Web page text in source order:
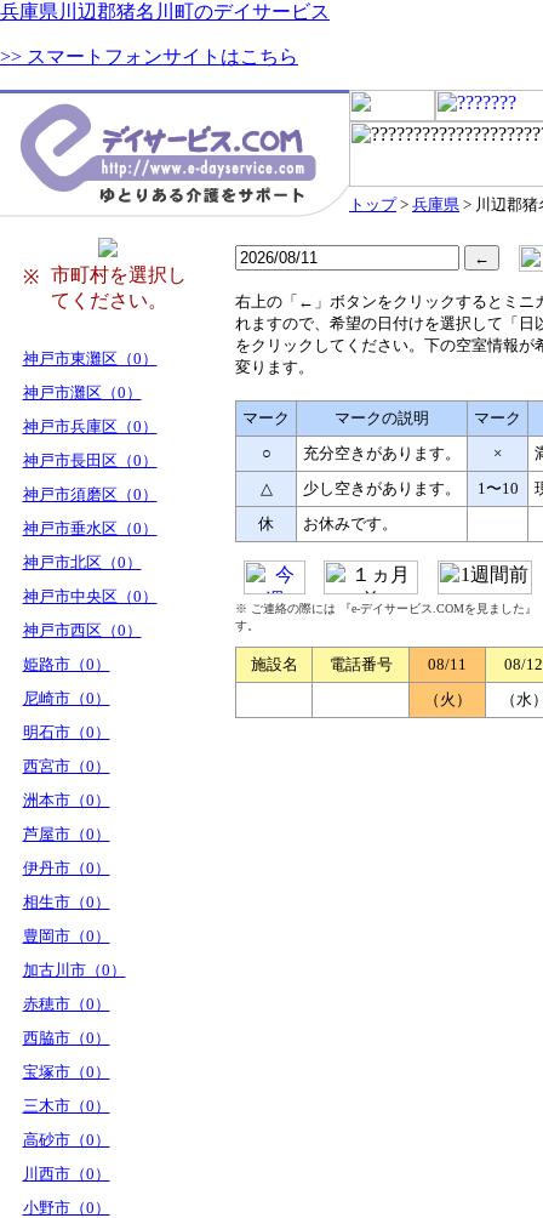
兵庫県川辺郡猪名川町のデイサービス
>> スマートフォンサイトはこちら
トップ> 兵庫県 > 川辺郡猪
※
市町村を選択し
てください。
神戸市東灘区（0）
神戸市灘区（0）
神戸市兵庫区（0）
神戸市長田区（0）
神戸市須磨区（0）
神戸市垂水区（0）
神戸市北区（0）
神戸市中央区（0）
神戸市西区（0）
姫路市（0）
尼崎市（0）
明石市（0）
西宮市（0）
洲本市（0）
芦屋市（0）
伊丹市（0）
相生市（0）
豊岡市（0）
加古川市（0）
赤穂市（0）
西脇市（0）
宝塚市（0）
三木市（0）
高砂市（0）
川西市（0）
小野市（0）
右上の「←」ボタンをクリックするとミニ
れますので、希望の日付けを選択して「日
をクリックしてください。下の空室情報が
変ります。
マーク マークの説明
マーク
○
充分空きがあります。 ×
△
少し空きがあります。 1〜10
休
お休みです。
※ ご連絡の際には 『e-デイサービス.COMを見ました
す。
施設名 電話番号 08/11
08/12
（火）
（水